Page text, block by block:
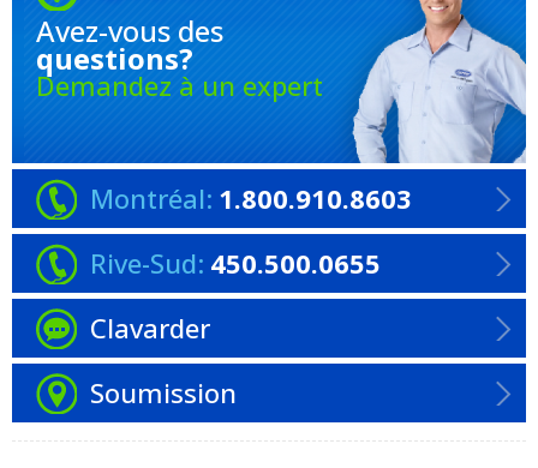
Avez-vous des
questions?
Demandez à un expert
Montréal: 1.800.910.8603
Rive-Sud: 450.500.0655
Clavarder
Soumission